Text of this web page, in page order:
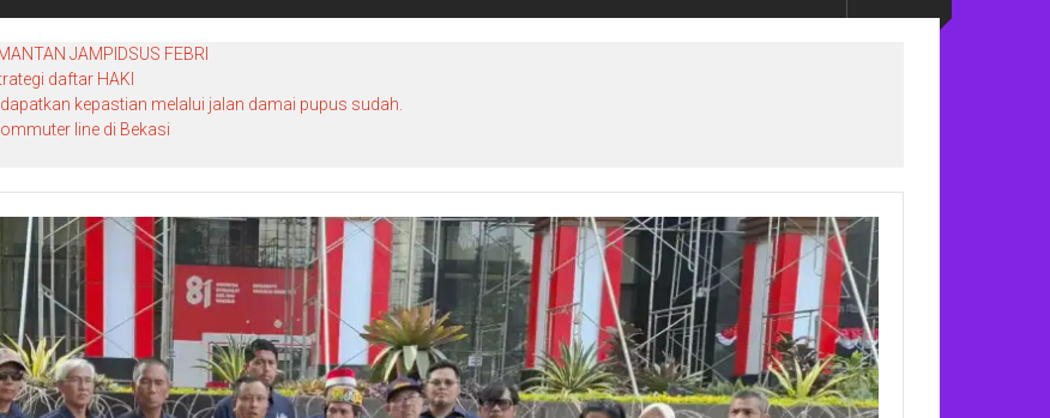
JAMPIDSUS FEBRI
daftar HAKI
kepastian melalui jalan damai pupus sudah.
line di Bekasi